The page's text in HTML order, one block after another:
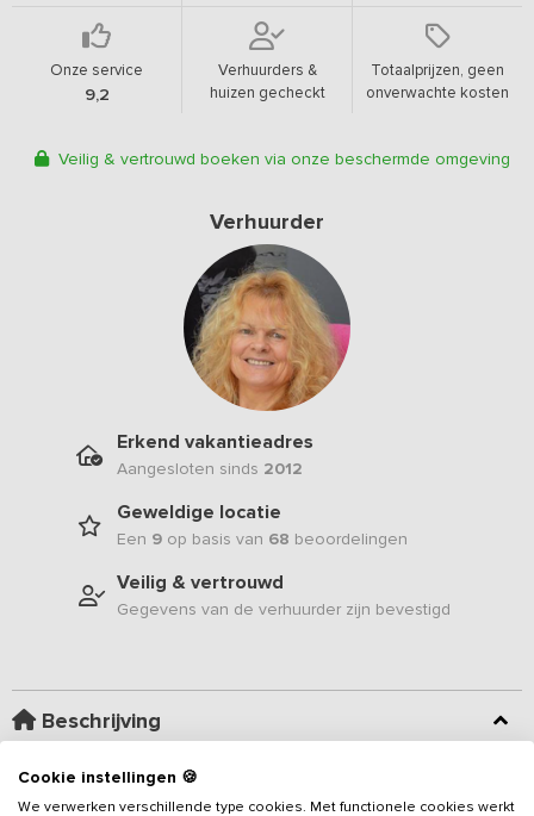
Onze service
9,2
Verhuurders &
huizen gecheckt
Totaalprijzen, geen
onverwachte kosten
Veilig & vertrouwd boeken via onze beschermde omgeving
Verhuurder
Erkend vakantieadres
Aangesloten sinds 2012
Geweldige locatie
Een 9 op basis van 68 beoordelingen
Veilig & vertrouwd
Gegevens van de verhuurder zijn bevestigd
Beschrijving
Deze groepsaccommodatie is voorzien 12 slaapkamers en 10
badkamers. Ditvakantieadres bestaat uit twee geschakelde
Cookie instellingen 🍪
We verwerken verschillende type cookies. Met functionele cookies werkt